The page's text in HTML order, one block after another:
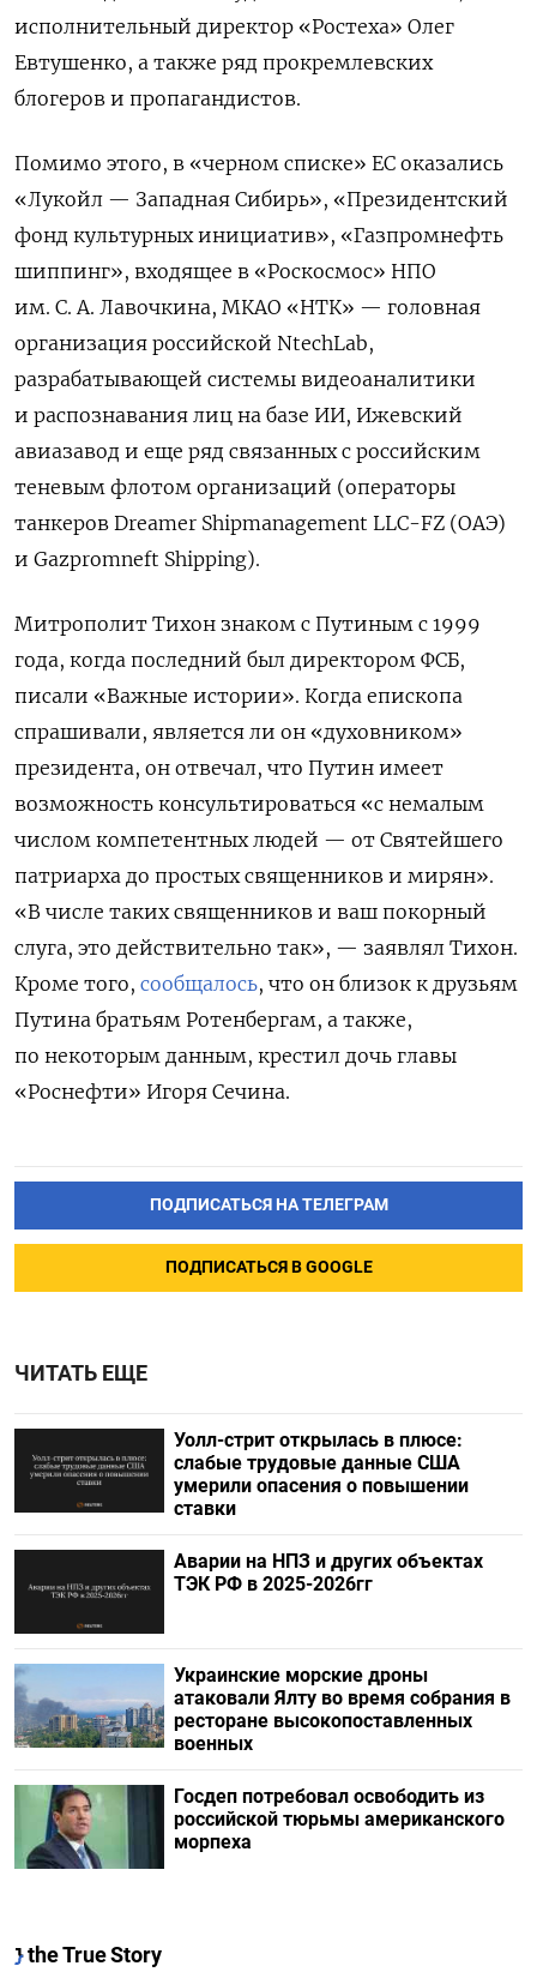
исполнительный директор «Ростеха» Олег
Евтушенко, а также ряд прокремлевских
блогеров и пропагандистов.
Помимо этого, в «черном списке» ЕС оказались
«Лукойл — Западная Сибирь», «Президентский
фонд культурных инициатив», «Газпромнефть
шиппинг», входящее в «Роскосмос» НПО
им. С. А. Лавочкина, МКАО «НТК» — головная
организация российской NtechLab,
разрабатывающей системы видеоаналитики
и распознавания лиц на базе ИИ, Ижевский
авиазавод и еще ряд связанных с российским
теневым флотом организаций (операторы
танкеров Dreamer Shipmanagement LLC-FZ (ОАЭ)
и Gazpromneft Shipping).
Митрополит Тихон знаком с Путиным с 1999
года, когда последний был директором ФСБ,
писали «Важные истории». Когда епископа
спрашивали, является ли он «духовником»
президента, он отвечал, что Путин имеет
возможность консультироваться «с немалым
числом компетентных людей — от Святейшего
патриарха до простых священников и мирян».
«В числе таких священников и ваш покорный
слуга, это действительно так», — заявлял Тихон.
Кроме того, сообщалось, что он близок к друзьям
Путина братьям Ротенбергам, а также,
по некоторым данным, крестил дочь главы
«Роснефти» Игоря Сечина.
ПОДПИСАТЬСЯ НА ТЕЛЕГРАМ
ПОДПИСАТЬСЯ В GOOGLE
ЧИТАТЬ ЕЩЕ
Уолл-стрит открылась в плюсе:
слабые трудовые данные США
умерили опасения о повышении
ставки
Аварии на НПЗ и других объектах
ТЭК РФ в 2025-2026гг
Украинские морские дроны
атаковали Ялту во время собрания в
ресторане высокопоставленных
военных
Госдеп потребовал освободить из
российской тюрьмы американского
морпеха